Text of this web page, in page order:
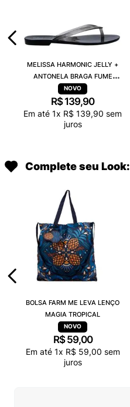
MELISSA HARMONIC JELLY +
ANTONELA BRAGA FUME
TRANSPARENTE 38263
R$ 139,90
Em até 1x R$ 139,90 sem
juros
Complete seu Look:
BOLSA FARM ME LEVA LENÇO
MAGIA TROPICAL
R$ 59,00
Em até 1x R$ 59,00 sem
juros